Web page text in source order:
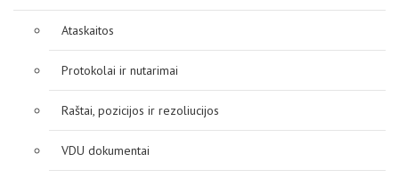
Kontaktai
Ataskaitos
Protokolai ir nutarimai
Raštai, pozicijos ir rezoliucijos
VDU dokumentai